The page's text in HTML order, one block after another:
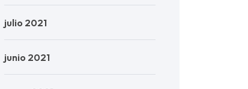
julio 2021
junio 2021